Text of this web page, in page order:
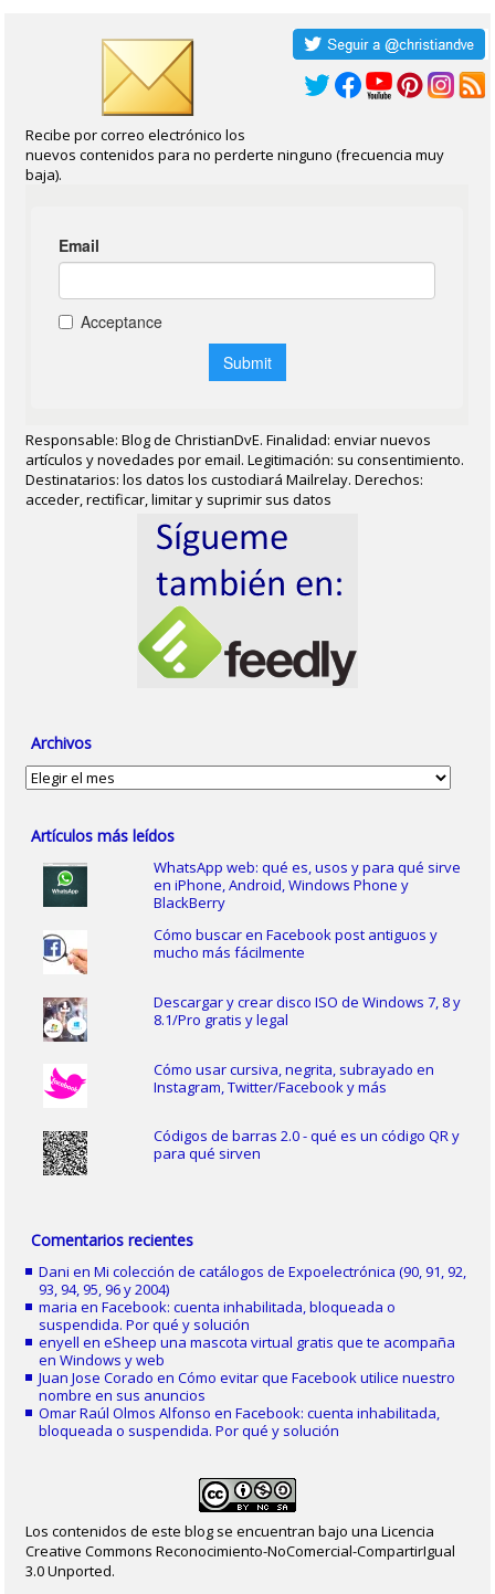
Recibe por correo electrónico los
nuevos contenidos para no perderte ninguno (frecuencia muy
baja).
Responsable: Blog de ChristianDvE. Finalidad: enviar nuevos
artículos y novedades por email. Legitimación: su consentimiento.
Destinatarios: los datos los custodiará Mailrelay. Derechos:
acceder, rectificar, limitar y suprimir sus datos
Archivos
Archivos
Artículos más leídos
WhatsApp web: qué es, usos y para qué sirve
en iPhone, Android, Windows Phone y
BlackBerry
Cómo buscar en Facebook post antiguos y
mucho más fácilmente
Descargar y crear disco ISO de Windows 7, 8 y
8.1/Pro gratis y legal
Cómo usar cursiva, negrita, subrayado en
Instagram, Twitter/Facebook y más
Códigos de barras 2.0 - qué es un código QR y
para qué sirven
Comentarios recientes
Dani enMi colección de catálogos de Expoelectrónica (90, 91, 92,
93, 94, 95, 96 y 2004)
maria enFacebook: cuenta inhabilitada, bloqueada o
suspendida. Por qué y solución
enyell eneSheep una mascota virtual gratis que te acompaña
en Windows y web
Juan Jose Corado enCómo evitar que Facebook utilice nuestro
nombre en sus anuncios
Omar Raúl Olmos Alfonso enFacebook: cuenta inhabilitada,
bloqueada o suspendida. Por qué y solución
Los contenidos de este blog se encuentran bajo una Licencia
Creative Commons Reconocimiento-NoComercial-CompartirIgual
3.0 Unported.